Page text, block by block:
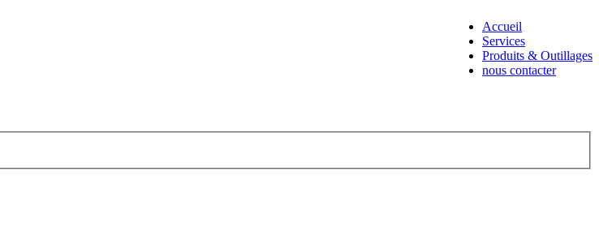
Accueil
Services
Produits & Outillages
nous contacter